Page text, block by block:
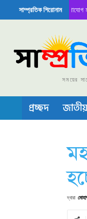
সাম্প্রতিক শিরোনাম
নিয়ে সামাজিক যোগাযোগ মাধ্যমে
বা চীপ তৈরিতে নিজের শক্ত
সময়ের
প্রচ্ছদ জাতীয়
দ্বারা